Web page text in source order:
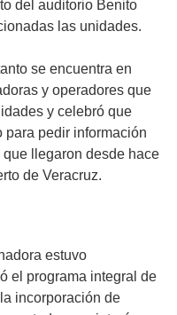
del auditorio Benito
las unidades.
se encuentra en
y operadores que
y celebró que
para pedir información
llegaron desde hace
de Veracruz.
estuvo
el programa integral de
incorporación de